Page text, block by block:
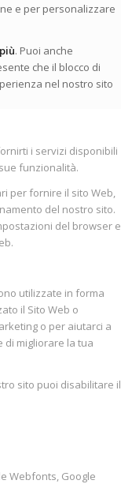
e per personalizzare
. Puoi anche
che il blocco di
nel nostro sito
i servizi disponibili
funzionalità.
per fornire il sito Web,
del nostro sito.
del browser e
utilizzate in forma
il Sito Web o
o per aiutarci a
di migliorare la tua
sito puoi disabilitare il
Webfonts, Google